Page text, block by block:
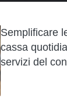
Semplificare
cassa
servizi del